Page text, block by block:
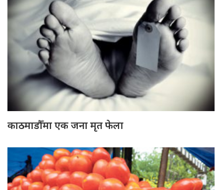
काठमाडौँमा एक जना मृत फेला